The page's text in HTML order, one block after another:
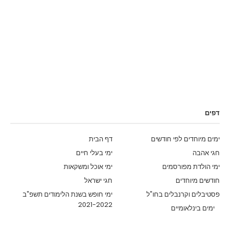
דפים
דף הבית
ימים מיוחדים לפי חודשים
ימי בעלי חיים
חגי אהבה
ימי אוכל ומשקאות
ימי הולדת מפורסמים
חגי ישראל
חודשים מיוחדים
ימי חופש בשנת הלימודים תשפ"ב
2021-2022
פסטיבלים וקרנבלים בחו"ל
ימים בינלאומיים